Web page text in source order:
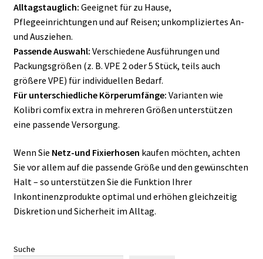
Alltagstauglich: Geeignet für zu Hause,
Pflegeeinrichtungen und auf Reisen; unkompliziertes An-
und Ausziehen.
Passende Auswahl: Verschiedene Ausführungen und
Packungsgrößen (z. B. VPE 2 oder 5 Stück, teils auch
größere VPE) für individuellen Bedarf.
Für unterschiedliche Körperumfänge: Varianten wie
Kolibri comfix extra in mehreren Größen unterstützen
eine passende Versorgung.
Wenn Sie Netz-und Fixierhosen kaufen möchten, achten
Sie vor allem auf die passende Größe und den gewünschten
Halt – so unterstützen Sie die Funktion Ihrer
Inkontinenzprodukte optimal und erhöhen gleichzeitig
Diskretion und Sicherheit im Alltag.
Suche